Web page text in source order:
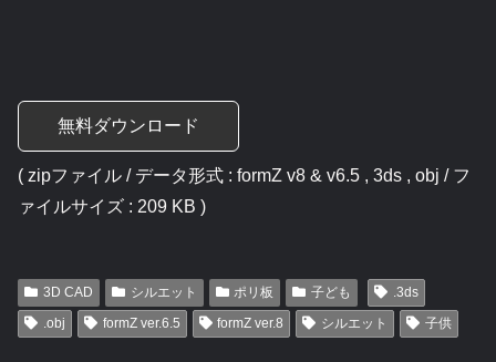
無料ダウンロード
( zipファイル / データ形式 : formZ v8 & v6.5 , 3ds , obj / フ
ァイルサイズ : 209 KB )
3D CAD シルエット ポリ板 子ども
.3ds
.obj
formZ ver.6.5 formZ ver.8 シルエット 子供